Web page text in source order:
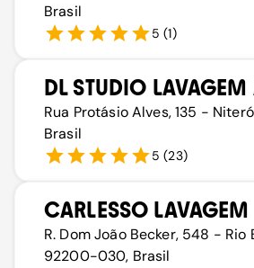
Brasil
5 (1)
DL STUDIO
Rua Protásio Alves, 135 -
Brasil
5 (23)
CARLESSO LAVAGEM
R. Dom João Becker, 548 - Rio
92200-030, Brasil